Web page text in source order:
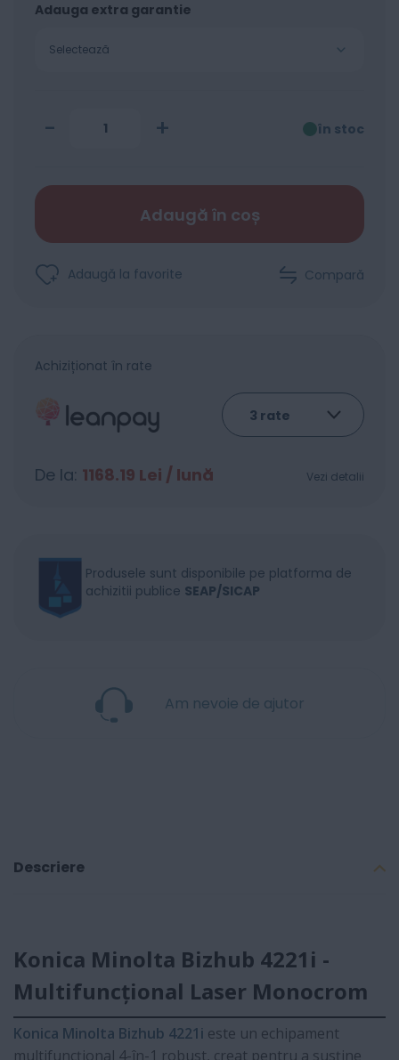
Adauga extra garantie
Selectează
- + în stoc
Adaugă în coș
Adaugă la favorite Compară
Achiziționat în rate
De la: 1168.19 Lei / lună Vezi detalii
Produsele sunt disponibile pe platforma de
achizitii publice SEAP/SICAP
Am nevoie de ajutor
Descriere
Konica Minolta Bizhub 4221i -
Multifuncțional Laser Monocrom
Konica Minolta Bizhub 4221i este un echipament
multifuncțional 4-în-1 robust, creat pentru a susține